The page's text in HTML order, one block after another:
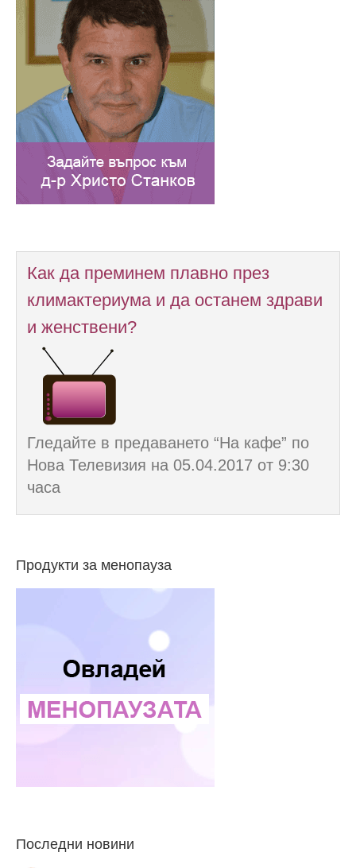
Как да преминем плавно през
климактериума и да останем здрави
и женствени?
Гледайте в предаването “На кафе” по
Нова Телевизия на 05.04.2017 от 9:30
часа
Продукти за менопауза
Последни новини